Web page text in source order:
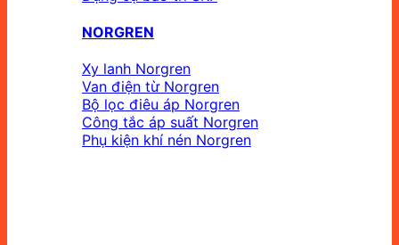
NORGREN
Xy lanh Norgren
Van điện từ Norgren
Bộ lọc điêu áp Norgren
Công tắc áp suất Norgren
Phụ kiện khí nén Norgren